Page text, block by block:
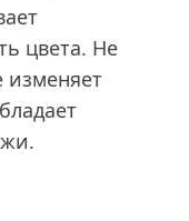
цвета. Не
изменяет